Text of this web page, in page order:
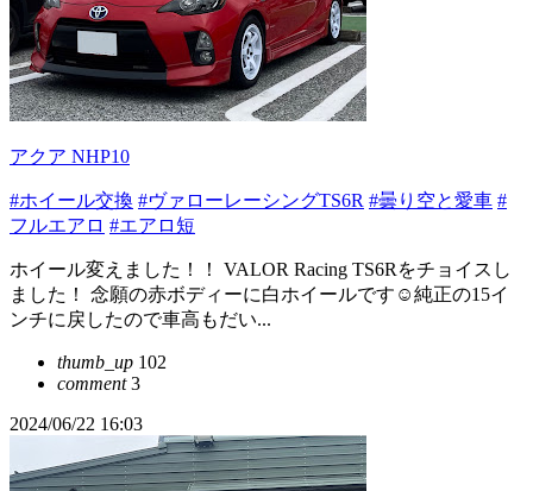
アクア NHP10
#ホイール交換 #ヴァローレーシングTS6R #曇り空と愛車 #
フルエアロ #エアロ短
ホイール変えました！！ VALOR Racing TS6Rをチョイスし
ました！ 念願の赤ボディーに白ホイールです☺️純正の15イ
ンチに戻したので車高もだい...
thumb_up 102
comment3
2024/06/22 16:03